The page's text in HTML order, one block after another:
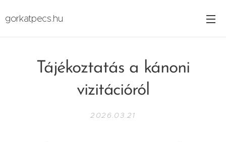
gorkatpecs.hu
Tájékoztatás a kánoni
vizitációról
2026.03.21